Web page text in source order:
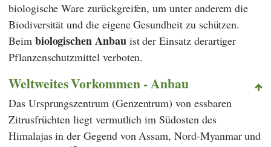
biologische Ware zurückgreifen, um unter anderem die
Biodiversität und die eigene Gesundheit zu schützen.
Beim biologischen Anbauist der Einsatz derartiger
Pflanzenschutzmittel verboten.
Weltweites Vorkommen - Anbau
Das Ursprungszentrum (Genzentrum) von essbaren
Zitrusfrüchten liegt vermutlich im Südosten des
Himalajas in der Gegend von Assam, Nord-Myanmar und